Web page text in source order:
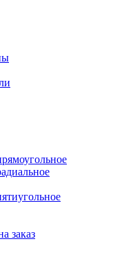
заказ